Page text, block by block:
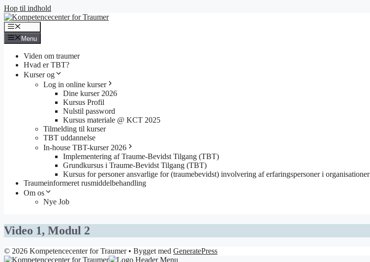
Hop til indhold
Menu
Viden om traumer
Hvad er TBT?
Kurser og
Log in online kurser
Dine kurser 2026
Kursus Profil
Nulstil password
Kursus materiale @ KCT 2025
Tilmelding til kurser
TBT uddannelse
In-house TBT-kurser 2026
Implementering af Traume-Bevidst Tilgang (TBT)
Grundkursus i Traume-Bevidst Tilgang (TBT)
Kursus for personer ansvarlige for (traumebevidst) involvering af erfaringspersoner i organisationer
Traumeinformeret rusmiddelbehandling
Om os
Nye Job
Video 1, Modul 2
© 2026 Kompetencecenter for Traumer• Bygget med GeneratePress